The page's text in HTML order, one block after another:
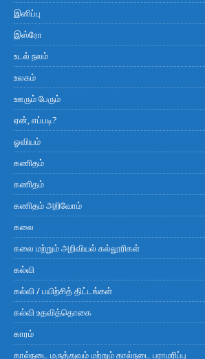
இனிப்பு
இஸ்ரோ
உடல் நலம்
உலகம்
ஊரும் பேரும்
ஏன், எப்படி?
ஓவியம்
கணிதம்
கணிதம்
கணிதம் அறிவோம்
கலை
கலை மற்றும் அறிவியல் கல்லூரிகள்
கல்வி
கல்வி / பயிற்சித் திட்டங்கள்
கல்வி உதவித்தொகை
காரம்
கால்நடை மருத்துவம் மற்றும் கால்நடை பராமரிப்பு